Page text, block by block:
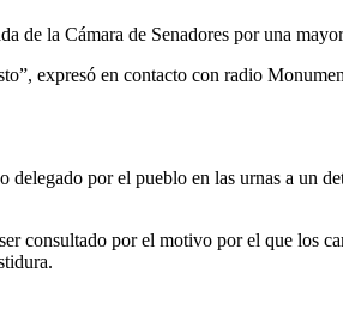
de la Cámara de Senadores por una
expresó en contacto con radio
por el pueblo en las urnas a un
consultado por el motivo por el que los